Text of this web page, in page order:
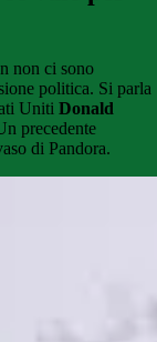
non ci sono
politica. Si parla
Uniti Donald
precedente
di Pandora.